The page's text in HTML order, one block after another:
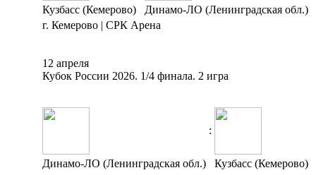
Кузбасс (Кемерово)
Динамо-ЛО (Ленинградская обл.)
г. Кемерово | СРК Арена
12 апреля
Кубок России 2026. 1/4 финала. 2 игра
:
Динамо-ЛО (Ленинградская обл.) Кузбасс (Кемерово)